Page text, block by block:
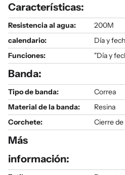
Características:
Resistencia al agua:
200M
calendario:
Día y
Funciones:
"Día y
Banda:
Tipo de banda:
Correa
Material de la banda:
Resina
Corchete:
Cierre de
Más
información: